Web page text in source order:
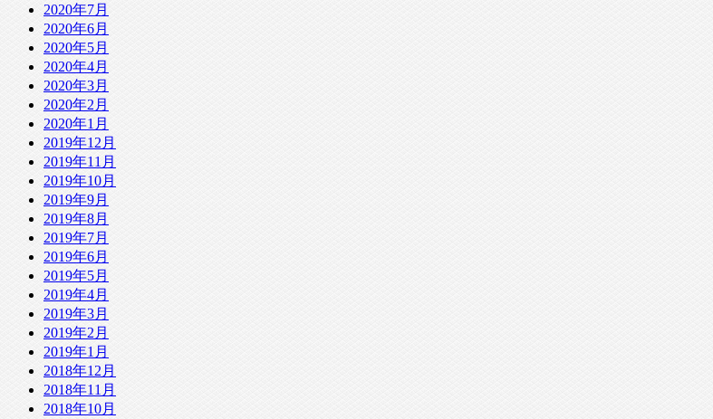
2020年7月
2020年6月
2020年5月
2020年4月
2020年3月
2020年2月
2020年1月
2019年12月
2019年11月
2019年10月
2019年9月
2019年8月
2019年7月
2019年6月
2019年5月
2019年4月
2019年3月
2019年2月
2019年1月
2018年12月
2018年11月
2018年10月